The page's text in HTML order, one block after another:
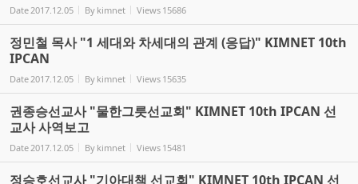
Date2017.12.05 By kimnet Views 15686
정민철 목사 "1 세대와 차세대의 관계 (응답)" KIMNET 10th
IPCAN
Date2017.12.05 By kimnet Views 15635
권종승선교사 "물한그릇선교회" KIMNET 10th IPCAN 선
교사 사역보고
Date2017.12.05 By kimnet Views 15481
정승호선교사 "기아대책 선교회" KIMNET 10th IPCAN 선